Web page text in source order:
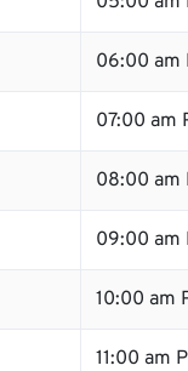
06:00 am
07:00 am
08:00 am
09:00 am
10:00 am
11:00 am